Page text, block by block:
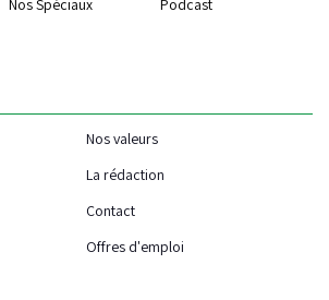
Nos Spéciaux Podcast
Nos valeurs
La rédaction
Contact
Offres d'emploi